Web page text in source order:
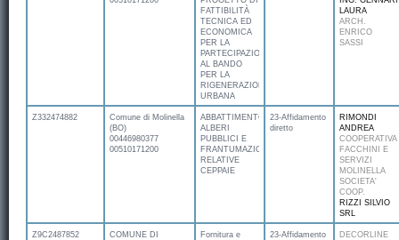
FATTIBILITÀ
TECNICA ED
ECONOMICA
PER LA
PARTECIPAZIONE
AL BANDO
PER LA
RIGENERAZIONE
URBANA
LAURA
ARCH.
ENRICO
SASSI
Z332474882
Comune di Molinella
(BO)
00446980377
00510171200
ABBATTIMENTO
ALBERI
PUBBLICI E
FRANTUMAZIONE
RELATIVE
CEPPAIE
23-Affidamento
diretto
RIMONDI
ANDREA
COOPERATIVA
FACCHINI E
SERVIZI
MOLINELLA
SOCIETA'
COOP.
RIZZI SILVIO
SRL
Z9C2487852
COMUNE DI
Fornitura e
23-Affidamento
DECORLINE